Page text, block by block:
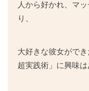
人から好かれ、マ
り、
大好きな彼女がで
超実践術」に興味